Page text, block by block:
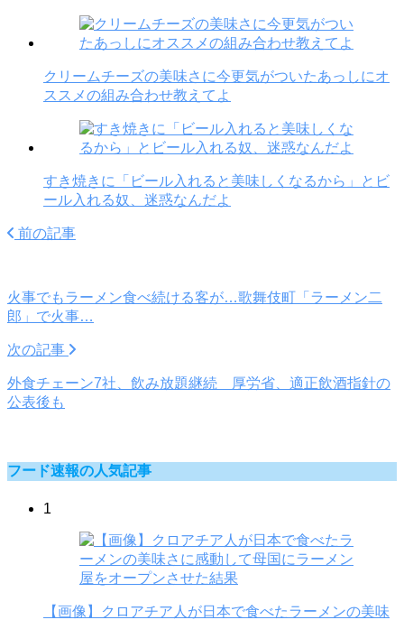
クリームチーズの美味さに今更気がついたあっしにオ
ススメの組み合わせ教えてよ
すき焼きに「ビール入れると美味しくなるから」とビ
ール入れる奴、迷惑なんだよ
前の記事
火事でもラーメン食べ続ける客が…歌舞伎町「ラーメン二
郎」で火事…
次の記事
外食チェーン7社、飲み放題継続 厚労省、適正飲酒指針の
公表後も
フード速報の人気記事
1
【画像】クロアチア人が日本で食べたラーメンの美味